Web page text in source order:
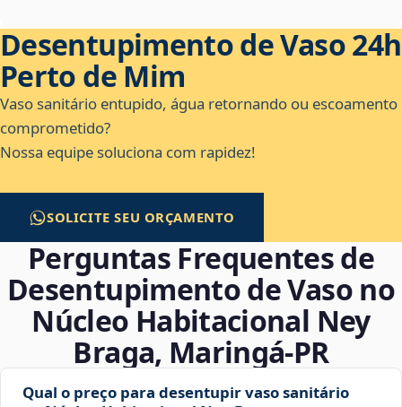
Desentupimento de Vaso 24h
Perto de Mim
Vaso sanitário entupido, água retornando ou escoamento
comprometido?
Nossa equipe soluciona com rapidez!
SOLICITE SEU ORÇAMENTO
Perguntas Frequentes de
Desentupimento de Vaso no
Núcleo Habitacional Ney
Braga, Maringá‑PR
Qual o preço para desentupir vaso sanitário